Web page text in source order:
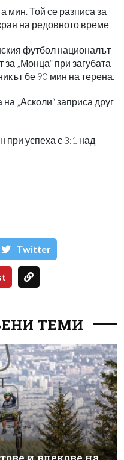
мин. Той се разписа за
на редовното време.
футбол националът
„Монца“ при загубата
бе 90 мин на терена.
„Асколи“ заприса друг
при успеха с 3:1 над
Тwitter
ТЕМИ